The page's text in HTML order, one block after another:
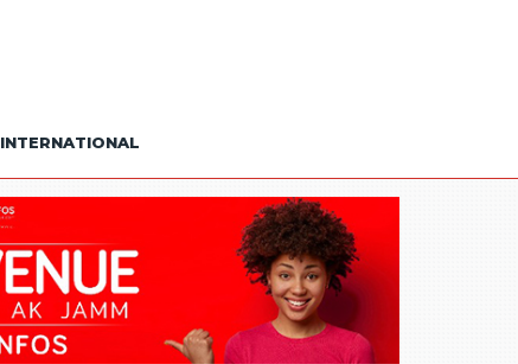
INTERNATIONAL